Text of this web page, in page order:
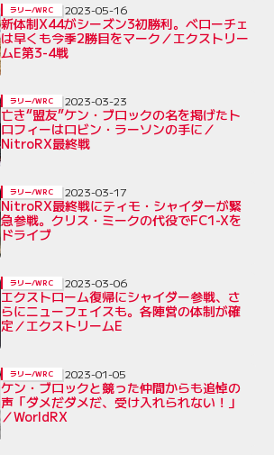
新体制X44がシーズン3初勝利。ベローチェ
は早くも今季2勝目をマーク／エクストリー
ムE第3-4戦
ラリー/WRC 2023-05-16
亡き“盟友”ケン・ブロックの名を掲げたト
ロフィーはロビン・ラーソンの手に／
NitroRX最終戦
ラリー/WRC 2023-03-23
NitroRX最終戦にティモ・シャイダーが緊
急参戦。クリス・ミークの代役でFC1-Xを
ドライブ
ラリー/WRC 2023-03-17
エクストローム復帰にシャイダー参戦、さ
らにニューフェイスも。各陣営の体制が確
定／エクストリームE
ラリー/WRC 2023-03-06
ケン・ブロックと競った仲間からも追悼の
声「ダメだダメだ、受け入れられない！」
／WorldRX
ラリー/WRC 2023-01-05